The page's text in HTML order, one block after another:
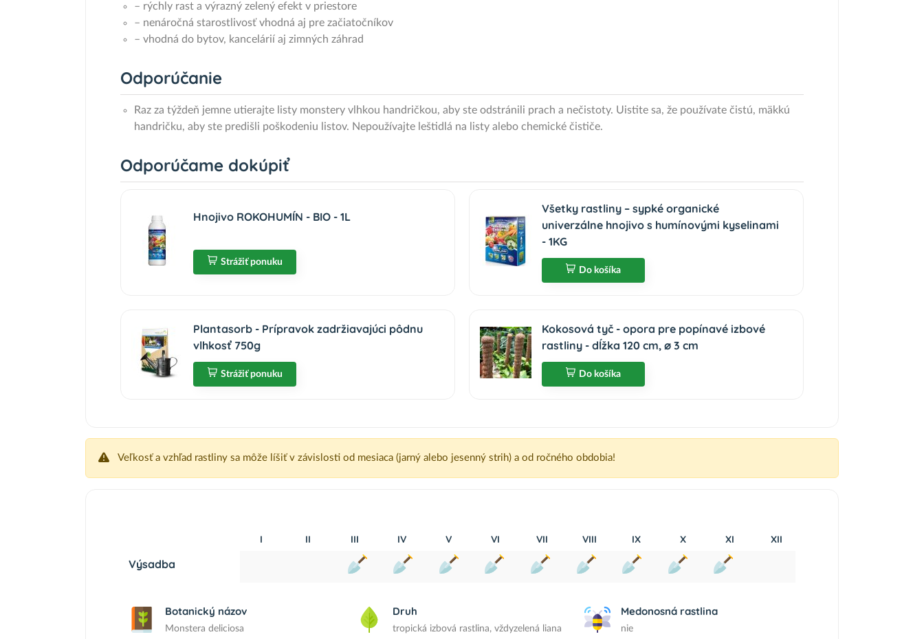
– rýchly rast a výrazný zelený efekt v priestore
– nenáročná starostlivosť vhodná aj pre začiatočníkov
– vhodná do bytov, kancelárií aj zimných záhrad
Odporúčanie
Raz za týždeň jemne utierajte listy monstery vlhkou handričkou, aby ste odstránili prach a nečistoty. Uistite sa, že používate čistú, mäkkú
handričku, aby ste predišli poškodeniu listov. Nepoužívajte leštidlá na listy alebo chemické čističe.
Odporúčame dokúpiť
Hnojivo ROKOHUMÍN - BIO - 1L
Strážiť ponuku
Všetky rastliny – sypké organické
univerzálne hnojivo s humínovými kyselinami
- 1KG
Do košíka
Plantasorb - Prípravok zadržiavajúci pôdnu
vlhkosť 750g
Strážiť ponuku
Kokosová tyč - opora pre popínavé izbové
rastliny - dĺžka 120 cm, ⌀ 3 cm
Do košíka
Veľkosť a vzhľad rastliny sa môže líšiť v závislosti od mesiaca (jarný alebo jesenný strih) a od ročného obdobia!
I II III IV V VI VII VIII IX X XI XII
Výsadba
Botanický názov
Monstera deliciosa
Druh
tropická izbová rastlina, vždyzelená liana
Medonosná rastlina
nie